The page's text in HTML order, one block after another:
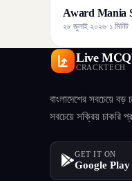
Award Mania
২৮ জুলাই ২০২৬·১ মিনিট
Live
CRACKTECH
বাংলাদেশের সবচেয়ে
সবচেয়ে সক্রিয় চাকরি
GET IT ON
Google Play